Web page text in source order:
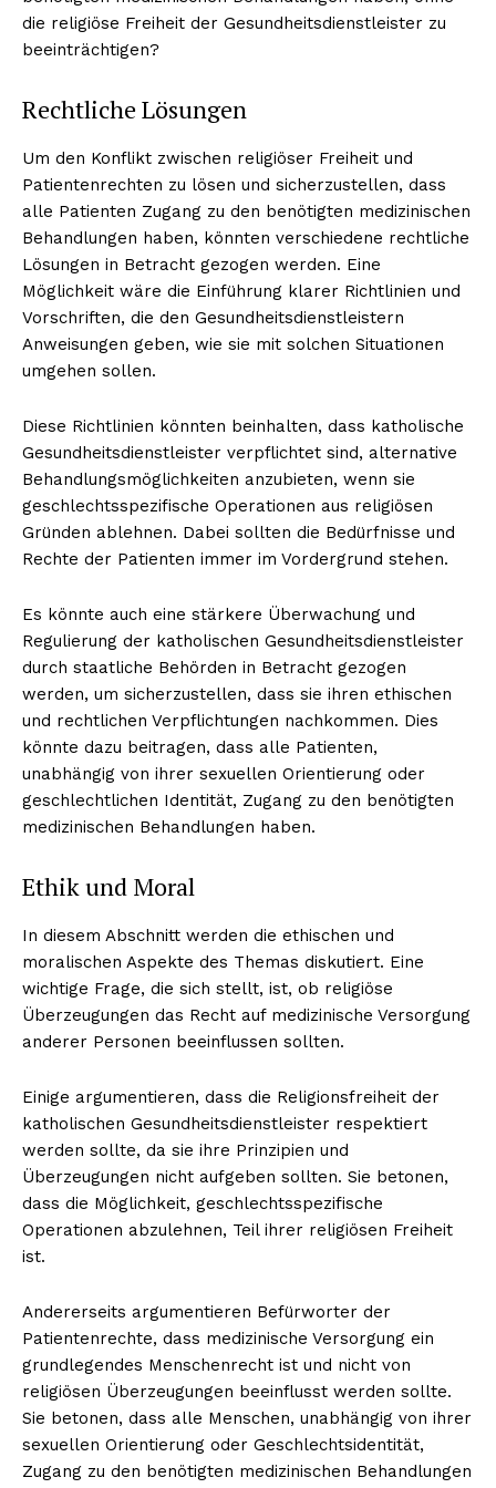
die religiöse Freiheit der Gesundheitsdienstleister zu
beeinträchtigen?
Rechtliche Lösungen
Um den Konflikt zwischen religiöser Freiheit und
Patientenrechten zu lösen und sicherzustellen, dass
alle Patienten Zugang zu den benötigten medizinischen
Behandlungen haben, könnten verschiedene rechtliche
Lösungen in Betracht gezogen werden. Eine
Möglichkeit wäre die Einführung klarer Richtlinien und
Vorschriften, die den Gesundheitsdienstleistern
Anweisungen geben, wie sie mit solchen Situationen
umgehen sollen.
Diese Richtlinien könnten beinhalten, dass katholische
Gesundheitsdienstleister verpflichtet sind, alternative
Behandlungsmöglichkeiten anzubieten, wenn sie
geschlechtsspezifische Operationen aus religiösen
Gründen ablehnen. Dabei sollten die Bedürfnisse und
Rechte der Patienten immer im Vordergrund stehen.
Es könnte auch eine stärkere Überwachung und
Regulierung der katholischen Gesundheitsdienstleister
durch staatliche Behörden in Betracht gezogen
werden, um sicherzustellen, dass sie ihren ethischen
und rechtlichen Verpflichtungen nachkommen. Dies
könnte dazu beitragen, dass alle Patienten,
unabhängig von ihrer sexuellen Orientierung oder
geschlechtlichen Identität, Zugang zu den benötigten
medizinischen Behandlungen haben.
Ethik und Moral
In diesem Abschnitt werden die ethischen und
moralischen Aspekte des Themas diskutiert. Eine
wichtige Frage, die sich stellt, ist, ob religiöse
Überzeugungen das Recht auf medizinische Versorgung
anderer Personen beeinflussen sollten.
Einige argumentieren, dass die Religionsfreiheit der
katholischen Gesundheitsdienstleister respektiert
werden sollte, da sie ihre Prinzipien und
Überzeugungen nicht aufgeben sollten. Sie betonen,
dass die Möglichkeit, geschlechtsspezifische
Operationen abzulehnen, Teil ihrer religiösen Freiheit
ist.
Andererseits argumentieren Befürworter der
Patientenrechte, dass medizinische Versorgung ein
grundlegendes Menschenrecht ist und nicht von
religiösen Überzeugungen beeinflusst werden sollte.
Sie betonen, dass alle Menschen, unabhängig von ihrer
sexuellen Orientierung oder Geschlechtsidentität,
Zugang zu den benötigten medizinischen Behandlungen